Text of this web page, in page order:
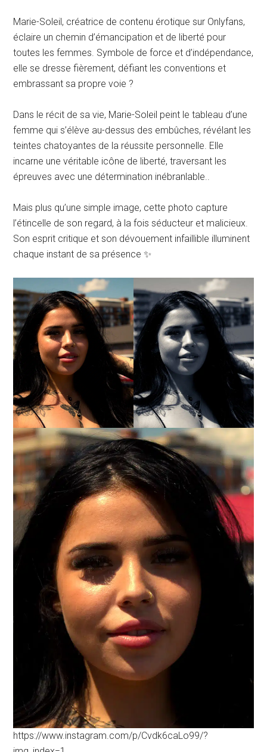
Marie-Soleil, créatrice de contenu érotique sur Onlyfans,
éclaire un chemin d’émancipation et de liberté pour
toutes les femmes. Symbole de force et d’indépendance,
elle se dresse fièrement, défiant les conventions et
embrassant sa propre voie ?
Dans le récit de sa vie, Marie-Soleil peint le tableau d’une
femme qui s’élève au-dessus des embûches, révélant les
teintes chatoyantes de la réussite personnelle. Elle
incarne une véritable icône de liberté, traversant les
épreuves avec une détermination inébranlable..
Mais plus qu’une simple image, cette photo capture
l’étincelle de son regard, à la fois séducteur et malicieux.
Son esprit critique et son dévouement infaillible illuminent
chaque instant de sa présence ✨
https://www.instagram.com/p/Cvdk6caLo99/?